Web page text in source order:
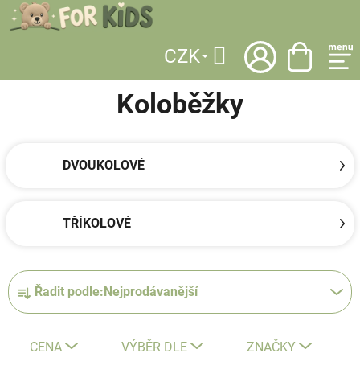
Přejít
na
CZK
Hledat
ODRÁŽEDLA A KOLOBĚŽKY KOLOBĚŽKY
Koloběžky
DVOUKOLOVÉ
TŘÍKOLOVÉ
Ř
a
Řadit podle: Nejprodávanější
CENA VÝBĚR DLE ZNAČKY